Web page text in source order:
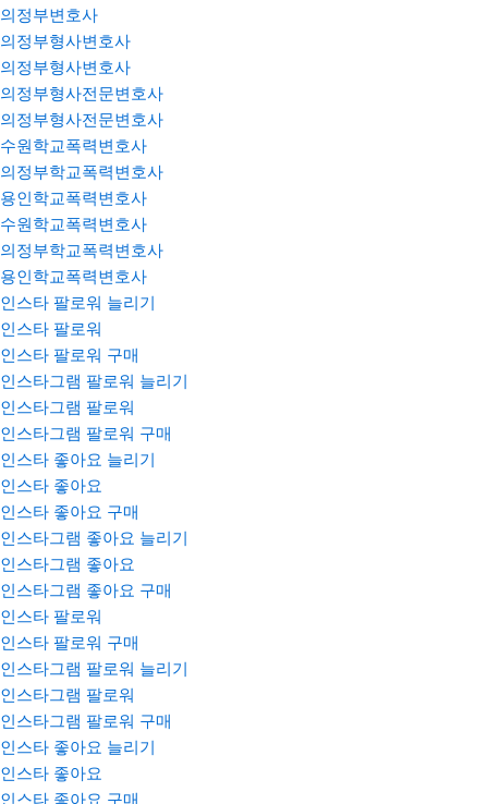
의정부변호사
의정부형사변호사
의정부형사변호사
의정부형사전문변호사
의정부형사전문변호사
수원학교폭력변호사
의정부학교폭력변호사
용인학교폭력변호사
수원학교폭력변호사
의정부학교폭력변호사
용인학교폭력변호사
인스타 팔로워 늘리기
인스타 팔로워
인스타 팔로워 구매
인스타그램 팔로워 늘리기
인스타그램 팔로워
인스타그램 팔로워 구매
인스타 좋아요 늘리기
인스타 좋아요
인스타 좋아요 구매
인스타그램 좋아요 늘리기
인스타그램 좋아요
인스타그램 좋아요 구매
인스타 팔로워
인스타 팔로워 구매
인스타그램 팔로워 늘리기
인스타그램 팔로워
인스타그램 팔로워 구매
인스타 좋아요 늘리기
인스타 좋아요
인스타 좋아요 구매